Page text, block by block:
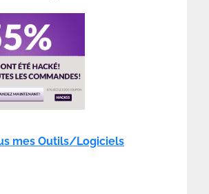
mes Outils/Logiciels